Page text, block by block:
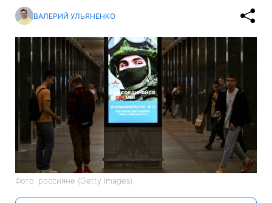
ВАЛЕРИЙ УЛЬЯНЕНКО
Фото: россияне (Getty Images)